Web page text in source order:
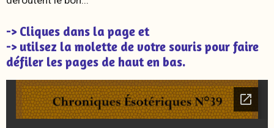
-> Cliques dans la page et
-> utilsez la molette de votre souris pour faire
défiler les pages de haut en bas.